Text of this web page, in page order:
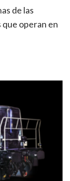
de las
operan en